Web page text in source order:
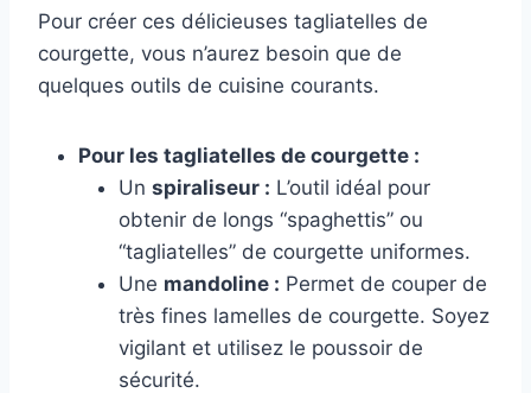
Pour créer ces délicieuses tagliatelles de
courgette, vous n’aurez besoin que de
quelques outils de cuisine courants.
Pour les tagliatelles de courgette :
Un spiraliseur : L’outil idéal pour
obtenir de longs “spaghettis” ou
“tagliatelles” de courgette uniformes.
Une mandoline : Permet de couper de
très fines lamelles de courgette. Soyez
vigilant et utilisez le poussoir de
sécurité.